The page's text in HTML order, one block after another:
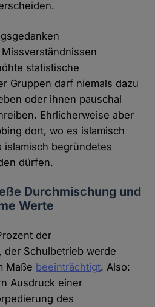
statistische
Gruppen darf niemals dazu
oder ihnen pauschal
Ehrlicherweise aber
dort, wo es islamisch
islamisch begründetes
dürfen.
Durchmischung und
Werte
der
der Schulbetrieb werde
Maße beeinträchtigt. Also:
Ausdruck einer
des